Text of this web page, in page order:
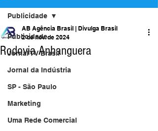
Publicidade
Jornal TV Brasil
Jornal da Indústria
SP - São Paulo
Marketing
Uma Rede Comercial
Publicidade
Rodovia Anhanguera
AB Agência Brasil | Divulga Brasil
2 de nov. de 2024